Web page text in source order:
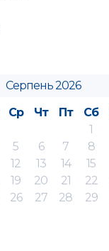
Серпень 2026
Ср Чт Пт Сб
1
5 6 7 8
12 13 14 15
19 20 21 22
26 27 28 29